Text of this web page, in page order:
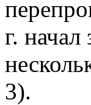
г.
3).